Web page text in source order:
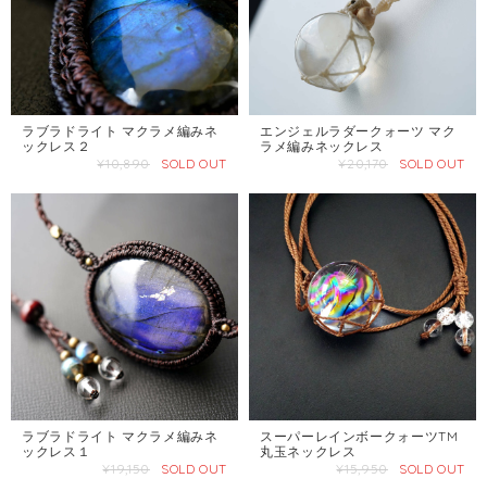
ラブラドライト マクラメ編みネ
ックレス２
¥10,890
SOLD OUT
エンジェルラダークォーツ マク
ラメ編みネックレス
¥20,170
SOLD OUT
ラブラドライト マクラメ編みネ
ックレス１
¥19,150
SOLD OUT
スーパーレインボークォーツTM
丸玉ネックレス
¥15,950
SOLD OUT